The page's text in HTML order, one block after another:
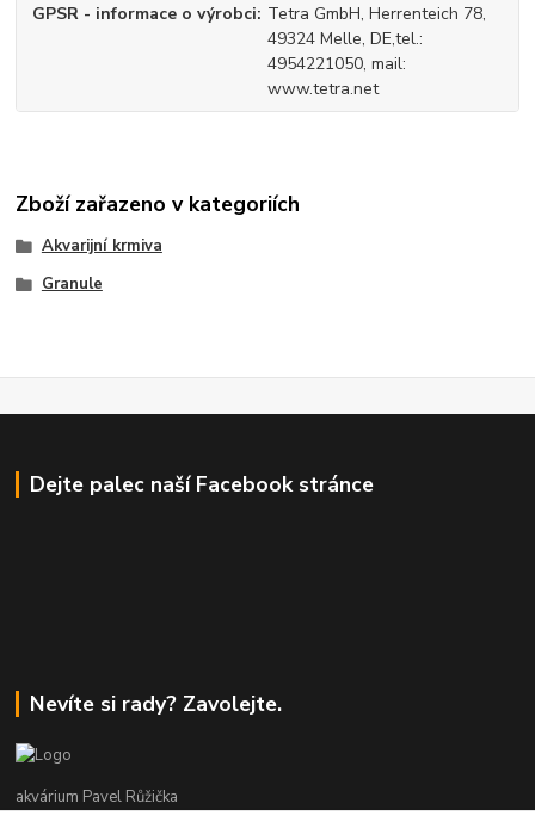
GPSR - informace o výrobci Tetra GmbH, Herrenteich 78,
49324 Melle, DE,tel.:
4954221050, mail:
www.tetra.net
Zboží zařazeno v kategoriích
Akvarijní krmiva
Granule
Dejte palec naší Facebook stránce
Nevíte si rady? Zavolejte.
akvárium Pavel Růžička